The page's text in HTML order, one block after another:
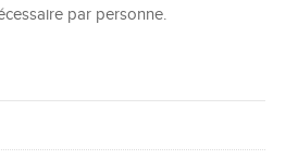
par personne.